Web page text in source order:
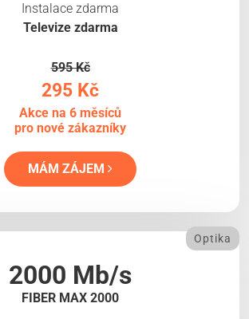
Instalace zdarma
Televize zdarma
595 Kč
295 Kč
Akce na 6 měsíců
pro nové zákazníky
MÁM ZÁJEM
2000 Mb/s
FIBER MAX 2000
Optika